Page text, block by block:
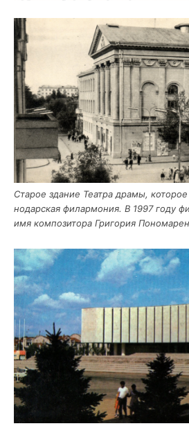
Ста­рое зда­ние Теат­ра дра­мы,
но­дар­ская филар­мо­ния. В 1997 году
имя ком­по­зи­то­ра Гри­го­рия